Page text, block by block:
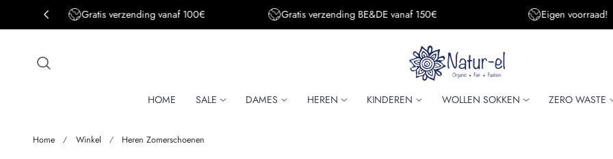
de inhoud Gratis verzending vanaf 100€ Gratis verzending BE&DE vanaf 150€ Eigen voorraad!
HOME SALE DAMES HEREN KINDEREN WOLLEN SOKKEN ZERO WASTE
Home Winkel Heren Zomerschoenen